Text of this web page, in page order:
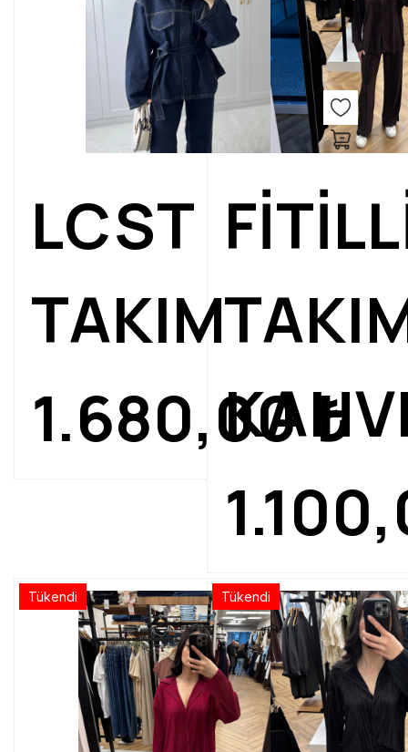
LCST
TAKIM
1.680,00₺
Tükendi Tükendi